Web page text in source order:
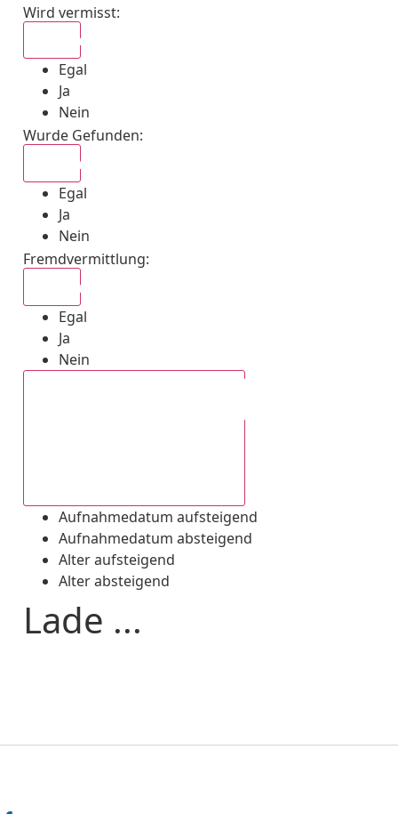
Wird vermisst:
Egal
Ja
Nein
Wurde Gefunden:
Egal
Ja
Nein
Fremdvermittlung:
Egal
Ja
Nein
Aufnahmedatum aufsteigend
Aufnahmedatum absteigend
Alter aufsteigend
Alter absteigend
Lade ...